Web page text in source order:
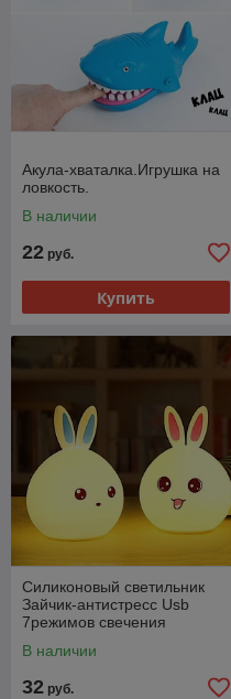
Акула-хваталка.Игрушка на
ловкость.
В наличии
22 руб.
Купить
Силиконовый светильник
Зайчик-антистресс Usb
7режимов свечения
В наличии
32 руб.